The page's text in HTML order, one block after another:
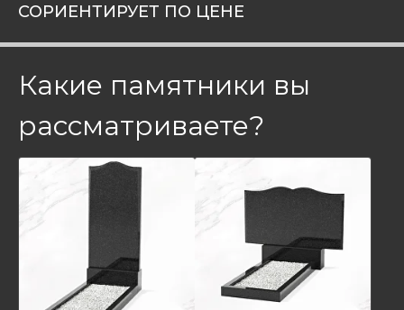
СОРИЕНТИРУЕТ ПО ЦЕНЕ
Какие памятники вы
рассматриваете?